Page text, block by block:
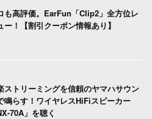
も高評価。EarFun「Clip2」全方位レ
ー！【割引クーポン情報あり】
ストリーミングを信頼のヤマハサウン
鳴らす！ワイヤレスHiFiスピーカー
70A」を聴く